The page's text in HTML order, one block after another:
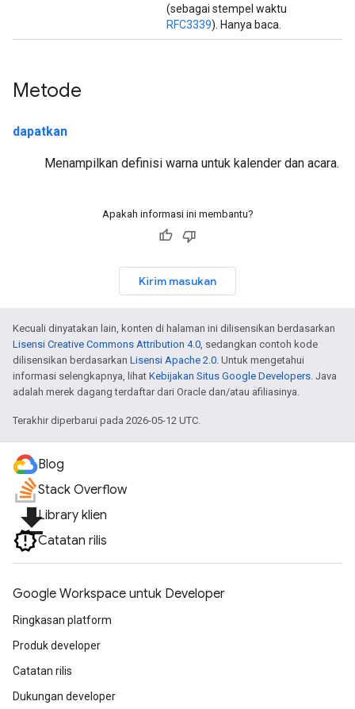
(sebagai stempel waktu
RFC3339). Hanya baca.
Metode
dapatkan
Menampilkan definisi warna untuk kalender dan acara.
Apakah informasi ini membantu?
Kirim masukan
Kecuali dinyatakan lain, konten di halaman ini dilisensikan berdasarkan
Lisensi Creative Commons Attribution 4.0, sedangkan contoh kode
dilisensikan berdasarkan Lisensi Apache 2.0. Untuk mengetahui
informasi selengkapnya, lihat Kebijakan Situs Google Developers. Java
adalah merek dagang terdaftar dari Oracle dan/atau afiliasinya.
Terakhir diperbarui pada 2026-05-12 UTC.
Blog
Stack Overflow
file_downloadLibrary klien
Catatan rilis
Google Workspace untuk Developer
Ringkasan platform
Produk developer
Catatan rilis
Dukungan developer